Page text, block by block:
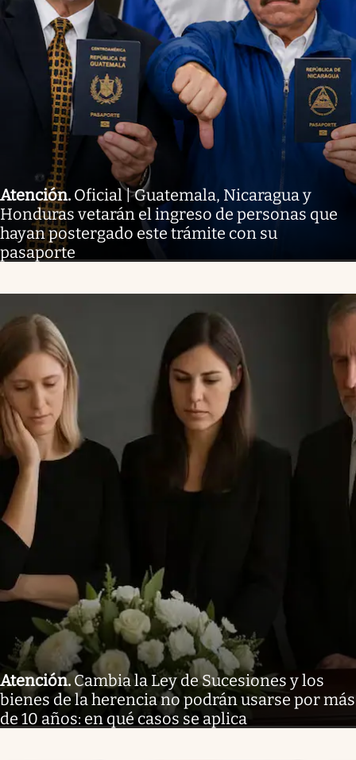
Atención. Oficial | Guatemala, Nicaragua y
Honduras vetarán el ingreso de personas que
hayan postergado este trámite con su
pasaporte
Atención.Cambia la Ley de Sucesiones y los
bienes de la herencia no podrán usarse por más
de 10 años: en qué casos se aplica